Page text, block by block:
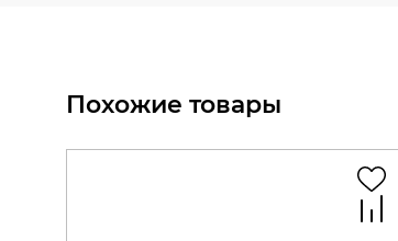
Похожие товары